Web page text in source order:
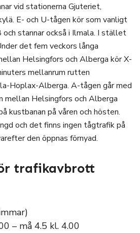
vid stationerna Gjuteriet,
E- och U-tågen kör som vanligt
stannar också i Ilmala. I stället
det fem veckors långa
Helsingfors och Alberga kör X-
mellanrum rutten
Hoplax-Alberga. A-tågen går med
mellan Helsingfors och Alberga
kustbanan på våren och hösten.
och det finns ingen tågtrafik på
den öppnas förnyad.
trafikavbrott
– må 4.5 kl. 4.00